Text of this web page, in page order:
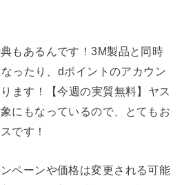
もあるんです！3M製品と同時
ったり、dポイントのアカウン
ます！【今週の実質無料】ヤス
にもなっているので、とてもお
です！
ペーンや価格は変更される可能